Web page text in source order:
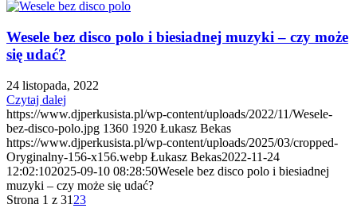
Wesele bez disco polo i biesiadnej muzyki – czy może
się udać?
24 listopada, 2022
Czytaj dalej
https://www.djperkusista.pl/wp-content/uploads/2022/11/Wesele-
bez-disco-polo.jpg 1360 1920 Łukasz Bekas
https://www.djperkusista.pl/wp-content/uploads/2025/03/cropped-
Oryginalny-156-x156.webp Łukasz Bekas2022-11-24
12:02:102025-09-10 08:28:50Wesele bez disco polo i biesiadnej
muzyki – czy może się udać?
Strona 1 z 31 23